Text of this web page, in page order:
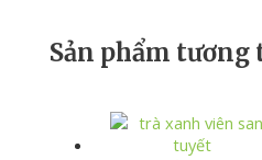
Sản phẩm tương